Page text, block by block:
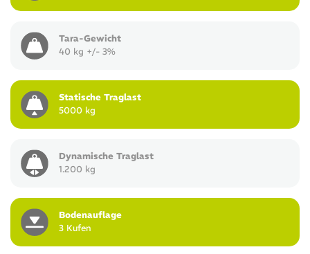
Tara-Gewicht
40 kg +/- 3%
Statische Traglast
5000 kg
Dynamische Traglast
1.200 kg
Bodenauflage
3 Kufen